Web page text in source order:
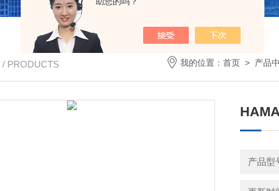
/ PRODUCTS 我的位置： 首页 > 产品
产品型